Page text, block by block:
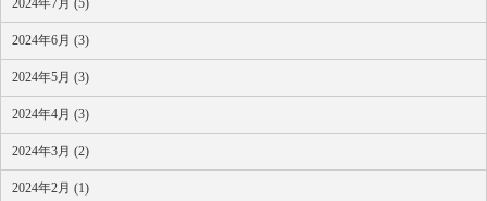
2024年6月 (3)
2024年5月 (3)
2024年4月 (3)
2024年3月 (2)
2024年2月 (1)